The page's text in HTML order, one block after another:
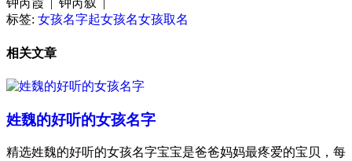
钟芮霞 | 钟芮叙 |
标签: 女孩名字起女孩名女孩取名
相关文章
姓魏的好听的女孩名字
精选姓魏的好听的女孩名字宝宝是爸爸妈妈最疼爱的宝贝，每